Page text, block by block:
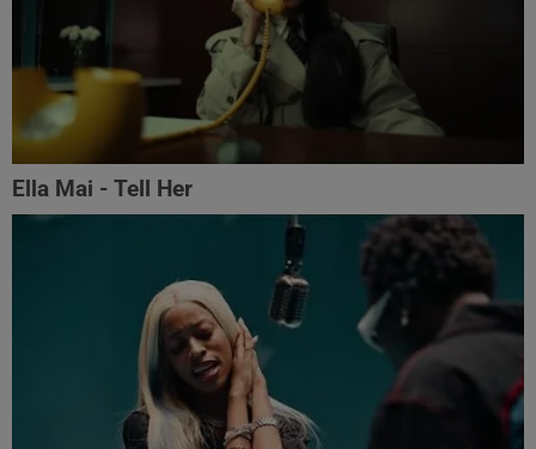
Ella Mai - Tell Her